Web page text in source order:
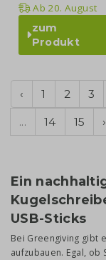
Ab 20. August
zum
Produkt
‹ 1 2 3
... 14 15 ›
Ein
USB-Sticks
Bei Greengiving gibt
aufzubauen. Egal,